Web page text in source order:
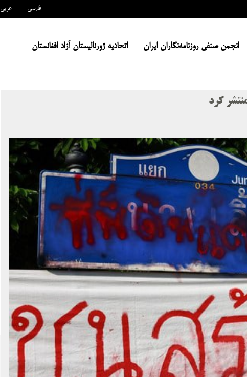
عربی فارسی
انجمن صنفی روزنامه‌نگاران ایران اتحادیه ژورنالیستان آزاد افغانستان
کرد